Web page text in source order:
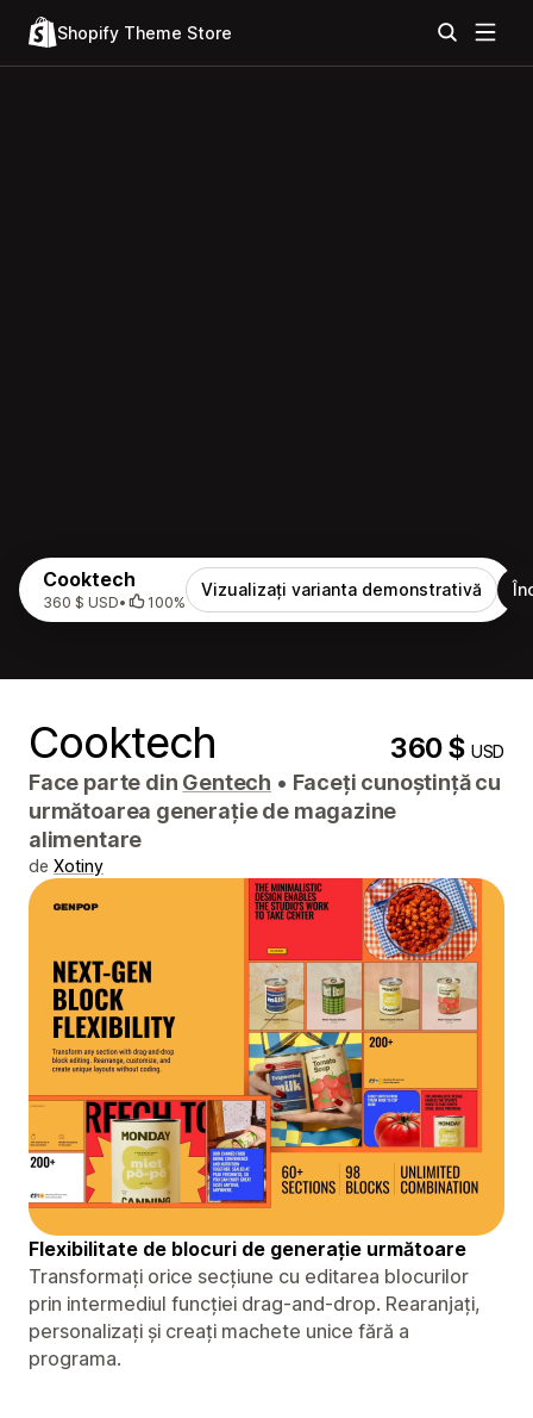
Shopify Theme Store
Cooktech
360 $ USD• 100%
Vizualizați varianta demonstrativă
Cooktech 360 $USD
Face parte din Gentech • Faceți cunoștință cu
următoarea generație de magazine
alimentare
de Xotiny
Flexibilitate de blocuri de generație următoare
Transformați orice secțiune cu editarea blocurilor
prin intermediul funcției drag-and-drop. Rearanjați,
personalizați și creați machete unice fără a
programa.